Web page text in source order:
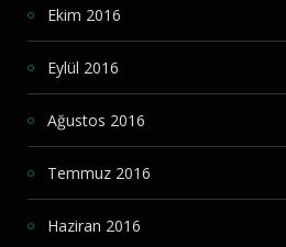
Ekim 2016
Eylül 2016
Ağustos 2016
Temmuz 2016
Haziran 2016